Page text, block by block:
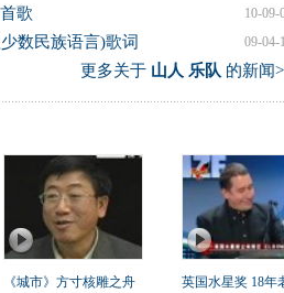
10-09-
歌
09-04-
数民族语言)歌词
更多关于 山人 乐队 的新闻
《城市》方寸核雕之舟
英国水星奖 18年